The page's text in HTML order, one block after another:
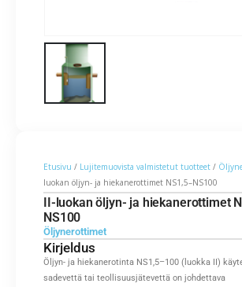
Etusivu / Lujitemuovista valmistetut tuotteet /
luokan öljyn- ja hiekanerottimet NS1,5–NS100
II-luokan öljyn- ja hiekanerottimet
NS100
Öljynerottimet
Kirjeldus
Öljyn- ja hiekanerotinta NS1,5–100 (luokka II)
sadevettä tai teollisuusjätevettä on johdettava